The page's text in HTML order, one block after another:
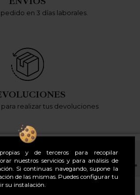
y de terceros para recopilar
nuestros servicios y para análisis de
Si continuas navegando, supone la
de las mismas. Puedes configurar tu
su instalación.
en 3 días laborales.
para realizar tus devoluciones